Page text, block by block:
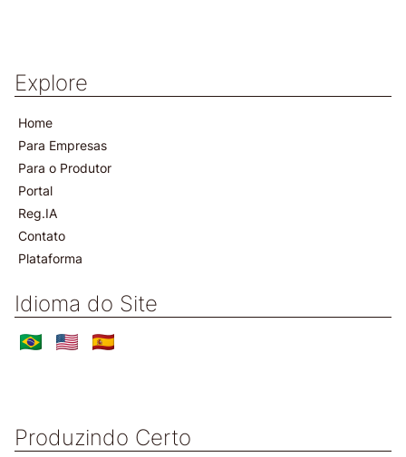
Explore
Home
Para Empresas
Para o Produtor
Portal
Reg.IA
Contato
Plataforma
Idioma do Site
Produzindo Certo